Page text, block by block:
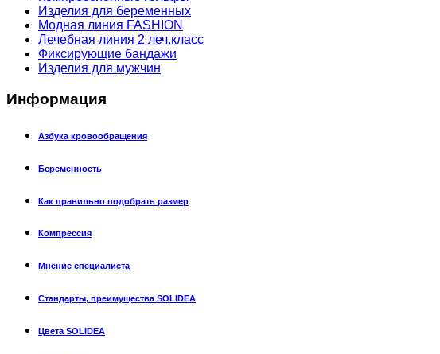
Изделия для беременных
Модная линия FASHION
Лечебная линия 2 леч.класс
Фиксирующие бандажи
Изделия для мужчин
Информация
Азбука кровообращения
Беременность
Как правильно подобрать размер
Компрессия
Мнение специалиста
Стандарты, преимущества SOLIDEA
Цвета SOLIDEA